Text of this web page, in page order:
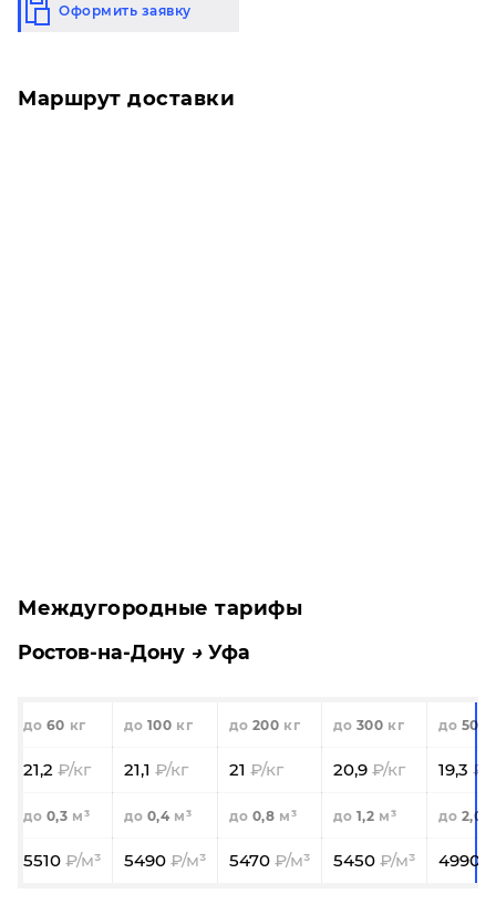
Оформить заявку
Маршрут доставки
Междугородные тарифы
Ростов-на-Дону Уфа
60 100 200 300 500
21,2 21,1 21 20,9 19,3
0,3 0,4 0,8 1,2 2,0
5510 5490 5470 5450 4990